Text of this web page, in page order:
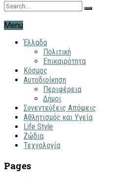
Menu
Έλλαδα
Πολιτική
Επικαιρότητα
Κόσμος
Αυτοδιοίκηση
Περιφέρεια
Δήμοι
Συνεντεύξεις Απόψεις
Αθλητισμός και Υγεία
Life Style
Ζώδια
Τεχνολογία
Pages